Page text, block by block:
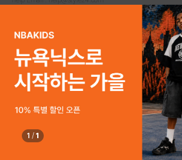
고객센터 1544-5336(평일 09:00~ 18:00 토/일/공휴일 휴무)
COPYRIGHTⓒ2021 STYLE24 ALL RIGHTS RESERVED.
1 / 1